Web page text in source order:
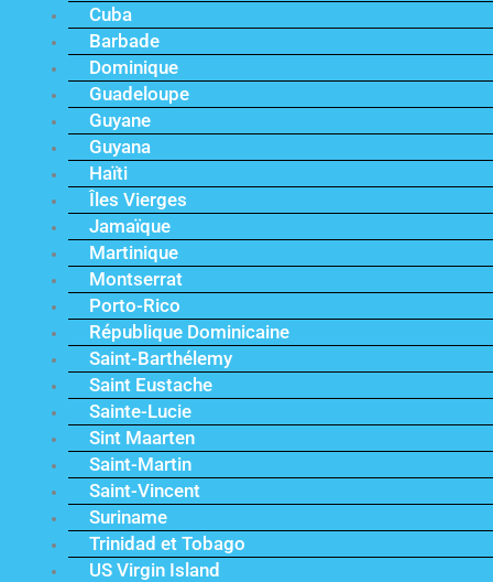
Cuba
Barbade
Dominique
Guadeloupe
Guyane
Guyana
Haïti
Îles Vierges
Jamaïque
Martinique
Montserrat
Porto-Rico
République Dominicaine
Saint-Barthélemy
Saint Eustache
Sainte-Lucie
Sint Maarten
Saint-Martin
Saint-Vincent
Suriname
Trinidad et Tobago
US Virgin Island